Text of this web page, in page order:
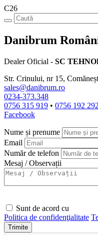
C26
Danibrum
Dealer Oficial - SC
Str. Crinului, nr 15,
sales@danibrum.ro
0234-373.348
0756 315 919 • 0756 192 292
Facebook
Nume și prenume
Email
Număr de telefon
Mesaj / Observații
Sunt de acord cu
Politica de confidenţialitate
Trimite